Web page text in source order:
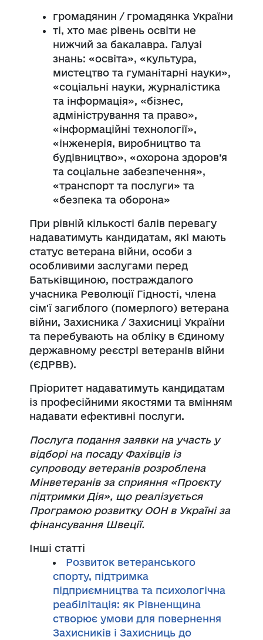
громадянин / громадянка України
ті, хто має рівень освіти не
нижчий за бакалавра. Галузі
знань: «освіта», «культура,
мистецтво та гуманітарні науки»,
«соціальні науки, журналістика
та інформація», «бізнес,
адміністрування та право»,
«інформаційні технології»,
«інженерія, виробництво та
будівництво», «охорона здоров’я
та соціальне забезпечення»,
«транспорт та послуги» та
«безпека та оборона»
При рівній кількості балів перевагу
надаватимуть кандидатам, які мають
статус ветерана війни, особи з
особливими заслугами перед
Батьківщиною, постраждалого
учасника Революції Гідності, члена
сім'ї загиблого (померлого) ветерана
війни, Захисника / Захисниці України
та перебувають на обліку в Єдиному
державному реєстрі ветеранів війни
(ЄДРВВ).
Пріоритет надаватимуть кандидатам
із професійними якостями та вмінням
надавати ефективні послуги.
Послуга подання заявки на участь у
відборі на посаду Фахівців із
супроводу ветеранів розроблена
Мінветеранів за сприяння «Проєкту
підтримки Дія», що реалізується
Програмою розвитку ООН в Україні за
фінансування Швеції.
Інші статті
Розвиток ветеранського
спорту, підтримка
підприємництва та психологічна
реабілітація: як Рівненщина
створює умови для повернення
Захисників і Захисниць до